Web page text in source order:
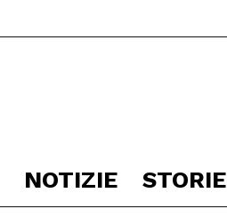
NOTIZIE STORIE